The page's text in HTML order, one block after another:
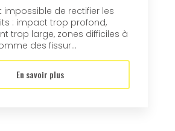
impossible de rectifier les
: impact trop profond,
trop large, zones difficiles à
des fissur...
En savoir plus